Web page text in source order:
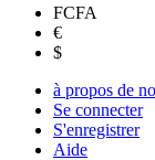
FCFA
€
$
à propos de
Se connecter
S'enregistrer
Aide